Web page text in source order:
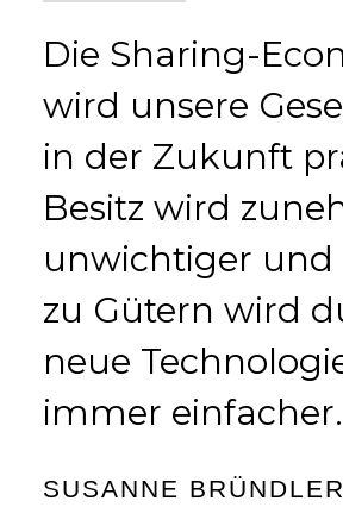
Die Sharing-
wird unsere
in der Zukunft
Besitz wird
unwichtiger und
zu Gütern wird
neue
immer einfacher.
SUSANNE BRÜNDLER